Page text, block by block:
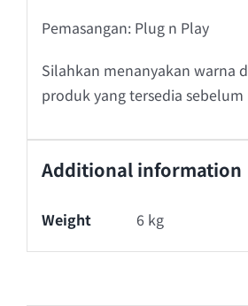
Pemasangan: Plug n Play
Silahkan menanyakan warna
produk yang tersedia sebelum
Additional information
Weight 6 kg